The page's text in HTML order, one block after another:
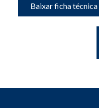
Baixar ficha técnica